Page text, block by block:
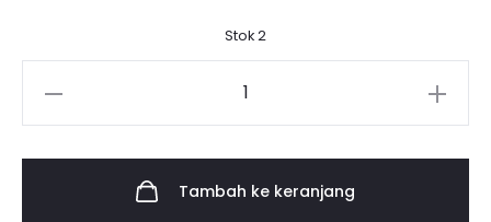
Stok 2
Tambah ke keranjang